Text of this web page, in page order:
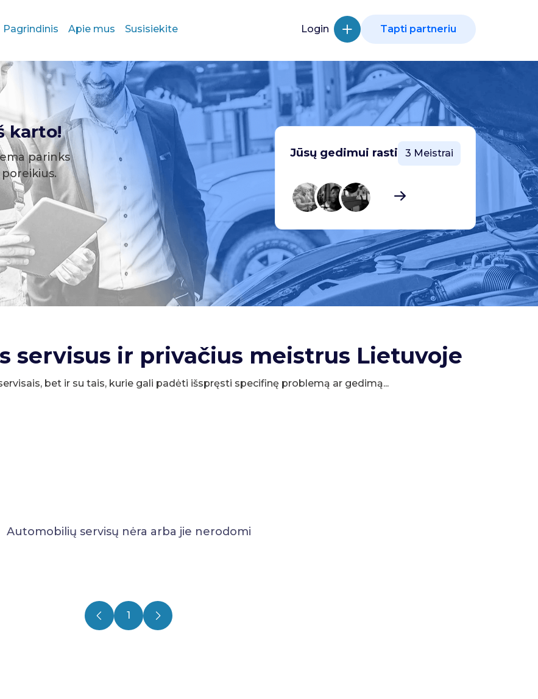
Pagrindinis Apie mus Susisiekite Login Tapti partneriu
karto!
parinks
Jūsų gedimui rasti 3 Meistrai
servisus ir privačius meistrus Lietuvoje
bet ir su tais, kurie gali padėti išspręsti specifinę problemą ar gedimą...
Automobilių servisų nėra arba jie nerodomi
1